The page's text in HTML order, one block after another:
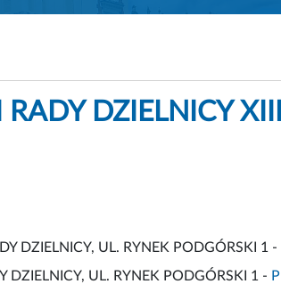
DZIELNICY
DZIELNICY, UL. RYNEK PODGÓRSKI 1 -
DZIELNICY, UL. RYNEK PODGÓRSKI 1 -